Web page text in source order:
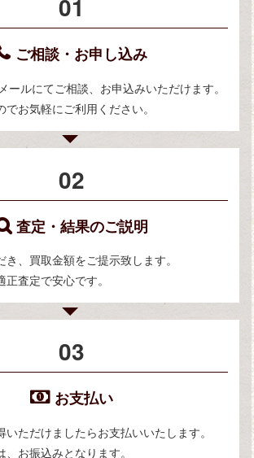
01
ご相談・お申し込み
ールにてご相談、お申込みいただけます。
お気軽にご利用ください。
02
査定・結果のご説明
き、買取金額をご提示致します。
査定で安心です。
03
お支払い
いただけましたらお支払いいたします。
お振込みとなります。